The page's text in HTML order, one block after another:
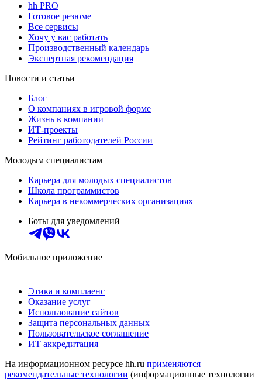
hh PRO
Готовое резюме
Все сервисы
Хочу у вас работать
Производственный календарь
Экспертная рекомендация
Новости и статьи
Блог
О компаниях в игровой форме
Жизнь в компании
ИТ-проекты
Рейтинг работодателей России
Молодым специалистам
Карьера для молодых специалистов
Школа программистов
Карьера в некоммерческих организациях
Боты для уведомлений
Мобильное приложение
Этика и комплаенс
Оказание услуг
Использование сайтов
Защита персональных данных
Пользовательское соглашение
ИТ аккредитация
На информационном ресурсе hh.ru применяются
рекомендательные технологии (информационные технологии